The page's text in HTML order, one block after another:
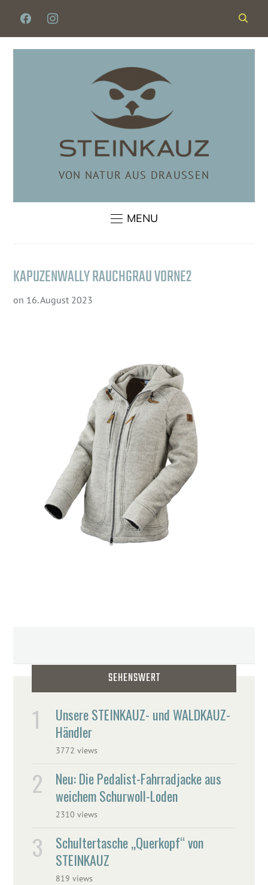
FACEBOOKINSTAGRAM
VON NATUR AUS DRAUSSEN
MENU
KAPUZENWALLY RAUCHGRAU VORNE2
on 16. August 2023
SEHENSWERT
Unsere STEINKAUZ- und WALDKAUZ-
Händler
3772 views
Neu: Die Pedalist-Fahrradjacke aus
weichem Schurwoll-Loden
2310 views
Schultertasche „Querkopf“ von
STEINKAUZ
819 views